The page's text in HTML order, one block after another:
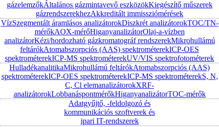
gázelemzőkÁltalános gázmintavevő eszközökKiegészítő műszerek
gázrendszerekhezAkkreditált immissziómérések
VízSzegmentált áramlásos analizátorokDiszkrét analizátorokTOC/TN-
mérőkAOX-mérőHiganyanalizátorOlaj-a-vízben
analizátorKézi/hordozható gázkromatográf rendszerekMikrohullámú
feltárókAtomabszorpciós (AAS) spektrométerekICP-OES
spektrométerekICP-MS spektrométerekUV/VIS spektrofotométerek
HulladékanalitikaMikrohullámú feltárókAtomabszorpciós (AAS)
spektrométerekICP-OES spektrométerekICP-MS spektrométerekS, N,
C, Cl elemanalizátorokXRF-
analizátorokLobbanáspontmérőkHiganyanalizátorTOC-mérők
Adatgyűjtő, -feldolgozó és
kommunikációs szoftverek és
ipari IT-rendszerek